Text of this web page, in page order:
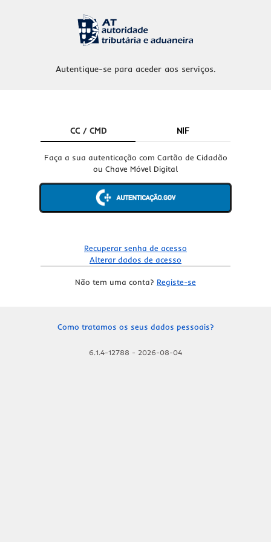
Autentique-se para aceder aos serviços.
CC / CMD NIF
Faça a sua autenticação com Cartão de Cidadão
ou Chave Móvel Digital
Recuperar senha de acesso
Alterar dados de acesso
Não tem uma conta? Registe-se
Como tratamos os seus dados pessoais?
6.1.4-12788 - 2026-08-04